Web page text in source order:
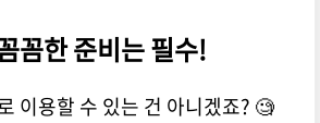
꼼한 준비는 필수!
이용할 수 있는 건 아니겠죠? 🧐